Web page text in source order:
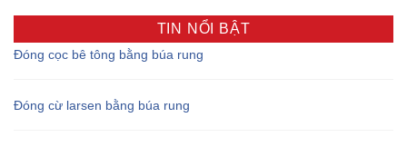
TIN NỔI BẬT
Đóng cọc bê tông bằng búa rung
Đóng cừ larsen bằng búa rung